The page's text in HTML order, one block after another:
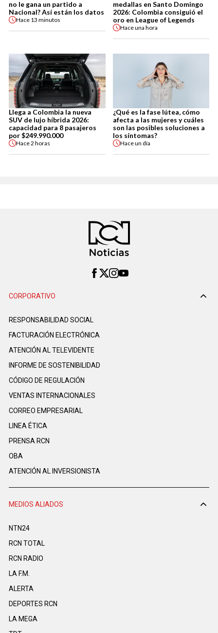
no le gana un partido a
Nacional? Así están los datos
Hace 13 minutos
medallas en Santo Domingo
2026: Colombia consiguió el
oro en League of Legends
Haceuna hora
Llega a Colombia la nueva
SUV de lujo híbrida 2026:
capacidad para 8 pasajeros
por $249.990.000
Hace2 horas
¿Qué es la fase lútea, cómo
afecta a las mujeres y cuáles
son las posibles soluciones a
los síntomas?
Haceun día
CORPORATIVO
RESPONSABILIDAD SOCIAL
FACTURACIÓN ELECTRÓNICA
ATENCIÓN AL TELEVIDENTE
INFORME DE SOSTENIBILIDAD
CÓDIGO DE REGULACIÓN
VENTAS INTERNACIONALES
CORREO EMPRESARIAL
LINEA ÉTICA
PRENSA RCN
OBA
ATENCIÓN AL INVERSIONISTA
MEDIOS ALIADOS
NTN24
RCN TOTAL
RCN RADIO
LA F.M.
ALERTA
DEPORTES RCN
LA MEGA